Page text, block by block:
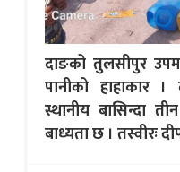
दाङको तुलसीपुर
पानीको हाहाकार
स्थानीय बासिन्दा
बाध्यता छ । तस्वीरः